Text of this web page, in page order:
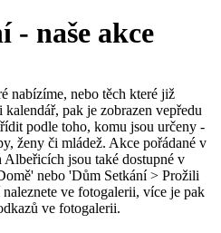
- naše akce
nabízíme, nebo těch které již
pak je zobrazen vepředu
podle toho, komu jsou určeny -
ženy či mládež. Akce pořádané v
jsou také dostupné v
nebo 'Dům Setkání > Prožili
ve fotogalerii, více je pak
ve fotogalerii.